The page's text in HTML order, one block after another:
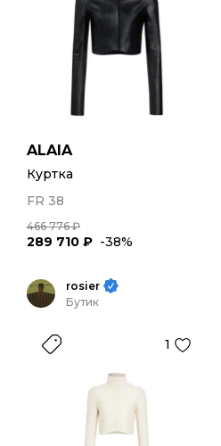
ALAIA
Куртка
FR 38
466 776 ₽
289 710 ₽ -38%
rosier
Бутик
1